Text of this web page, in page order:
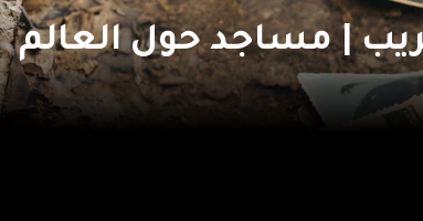
| مساجد حول العالم